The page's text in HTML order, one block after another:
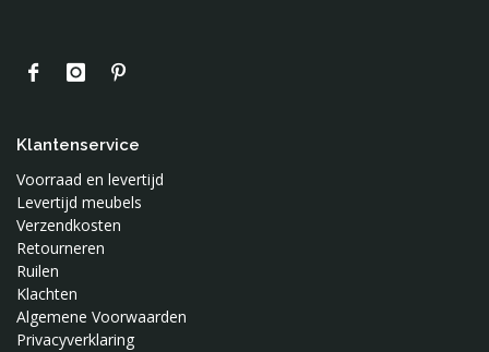
Klantenservice
Voorraad en levertijd
Levertijd meubels
Verzendkosten
Retourneren
Ruilen
Klachten
Algemene Voorwaarden
Privacyverklaring